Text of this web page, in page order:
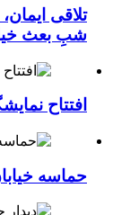
تلاقی
شبِ بعث
افتتاح
حماسه